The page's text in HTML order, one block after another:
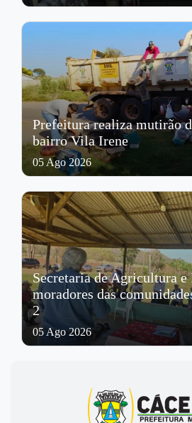
Prefeitura realiza mutirão
bairro Vila Irene
05 Ago 2026
Secretaria de Agricultura
moradores das
2
05 Ago 2026